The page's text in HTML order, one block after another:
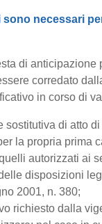
necessari
di
corredato
in corso di
sostitutiva di atto
la propria prima
autorizzati ai
disposizioni
2001, n. 380;
richiesto dalla